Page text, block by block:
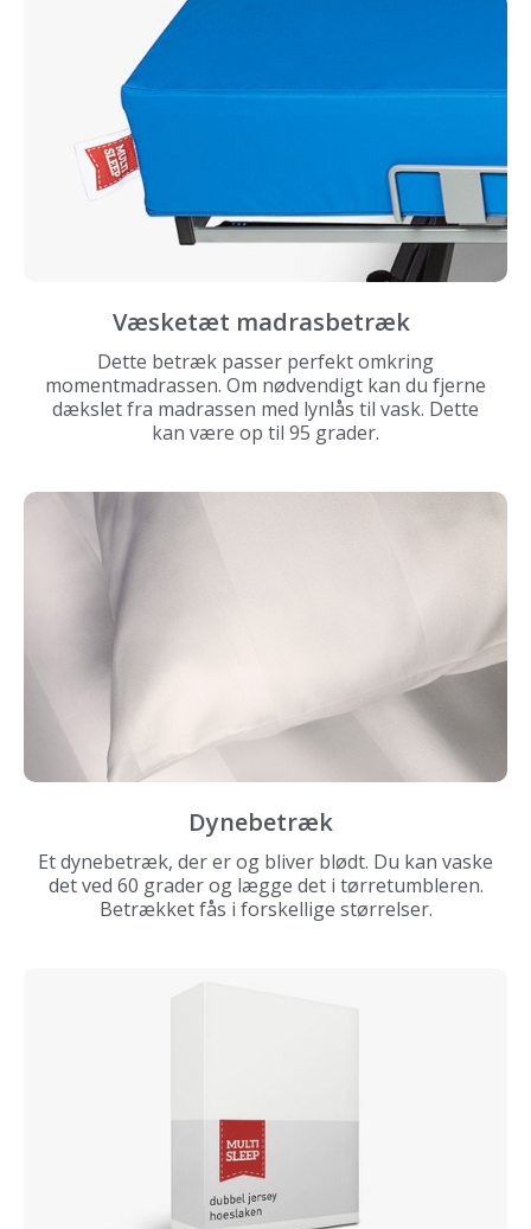
Væsketæt madrasbetræk
Dette betræk passer perfekt omkring
momentmadrassen. Om nødvendigt kan du fjerne
dækslet fra madrassen med lynlås til vask. Dette
kan være op til 95 grader.
Dynebetræk
Et dynebetræk, der er og bliver blødt. Du kan vaske
det ved 60 grader og lægge det i tørretumbleren.
Betrækket fås i forskellige størrelser.